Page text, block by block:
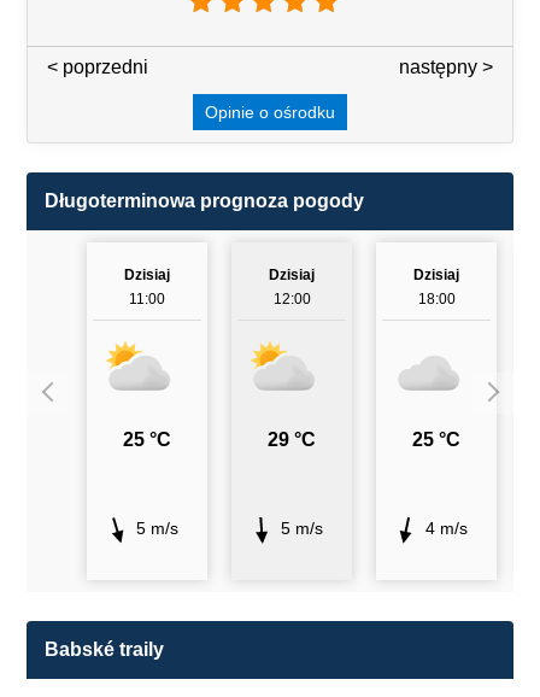
następny >
< poprzedni
Opinie o ośrodku
Długoterminowa prognoza pogody
Dzisiaj
11:00
25 °C
5 m/s
Dzisiaj
12:00
29 °C
5 m/s
Dzisiaj
18:00
25 °C
4 m/s
Babské traily